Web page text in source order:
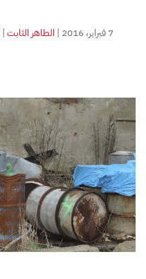
7 فبراير، 2016 | الطاهر الثابت|